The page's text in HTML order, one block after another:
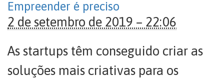
Empreender é preciso
2 de setembro de 2019 – 22:06
As startups têm conseguido criar as
soluções mais criativas para os